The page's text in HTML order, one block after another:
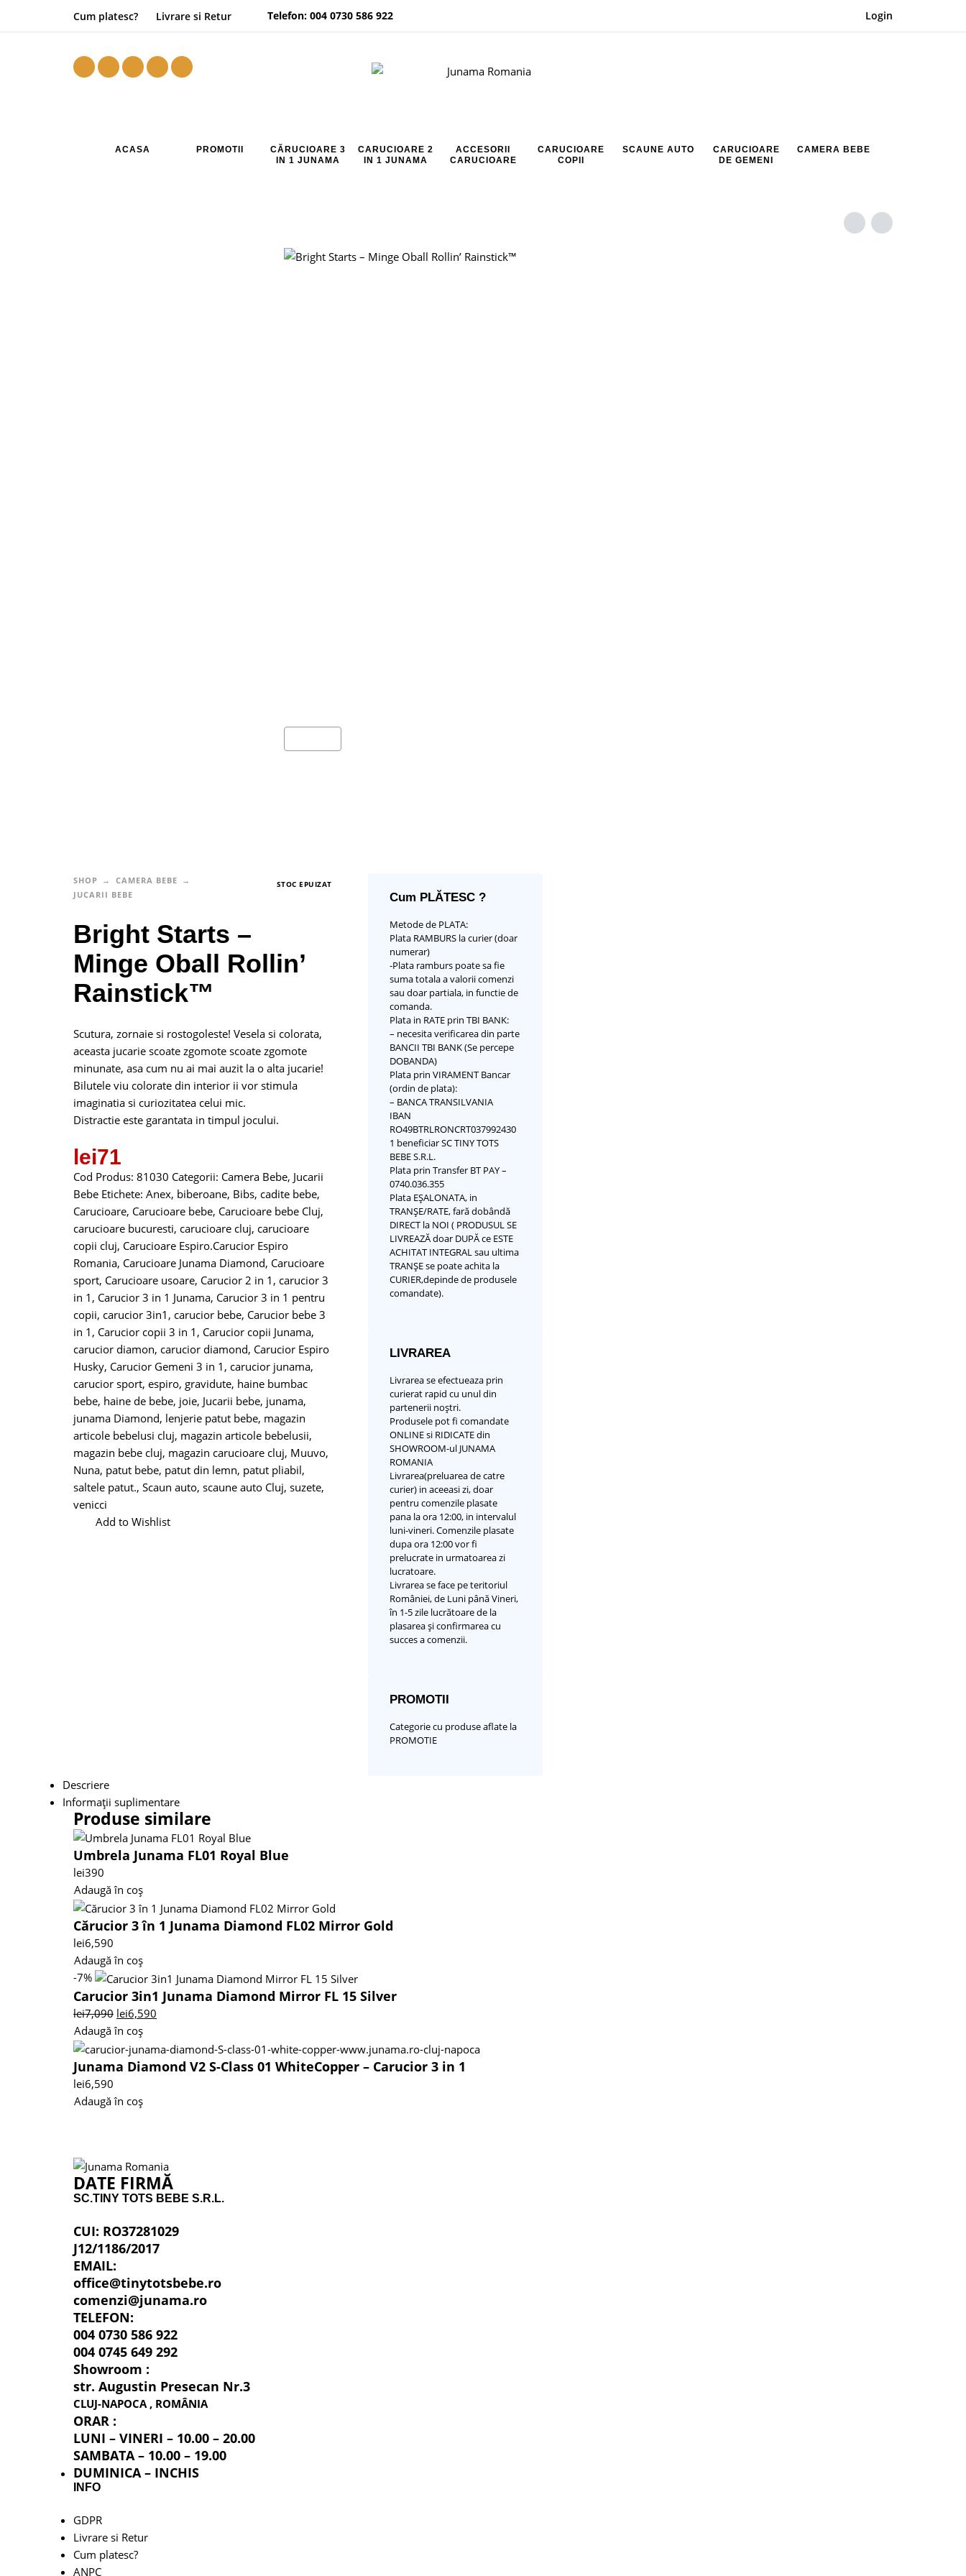
Cum platesc? Livrare si Retur Telefon: 004 0730 586 922 Login
ACASA PROMOTII
CĂRUCIOARE 3
IN 1 JUNAMA
CARUCIOARE 2
IN 1 JUNAMA
ACCESORII
CARUCIOARE
CARUCIOARE
COPII
SCAUNE AUTO
CARUCIOARE
DE GEMENI
CAMERA BEBE
SHOP
CAMERA BEBE
JUCARII BEBE
STOC EPUIZAT
Bright Starts –
Minge Oball Rollin’
Rainstick™
Scutura, zornaie si rostogoleste! Vesela si colorata,
aceasta jucarie scoate zgomote scoate zgomote
minunate, asa cum nu ai mai auzit la o alta jucarie!
Bilutele viu colorate din interior ii vor stimula
imaginatia si curiozitatea celui mic.
Distractie este garantata in timpul jocului.
lei71
Cod Produs: 81030 Categorii: Camera Bebe, Jucarii
Bebe Etichete: Anex, biberoane, Bibs, cadite bebe,
Carucioare, Carucioare bebe, Carucioare bebe Cluj,
carucioare bucuresti, carucioare cluj, carucioare
copii cluj, Carucioare Espiro.Carucior Espiro
Romania, Carucioare Junama Diamond, Carucioare
sport, Carucioare usoare, Carucior 2 in 1 , carucior 3
in 1 , Carucior 3 in 1 Junama, Carucior 3 in 1 pentru
copii, carucior 3in1 , carucior bebe, Carucior bebe 3
in 1 , Carucior copii 3 in 1 , Carucior copii Junama,
carucior diamon, carucior diamond, Carucior Espiro
Husky, Carucior Gemeni 3 in 1 , carucior junama,
carucior sport, espiro, gravidute, haine bumbac
bebe, haine de bebe, joie, Jucarii bebe, junama,
junama Diamond, lenjerie patut bebe, magazin
articole bebelusi cluj, magazin articole bebelusii,
magazin bebe cluj, magazin carucioare cluj, Muuvo,
Nuna, patut bebe, patut din lemn, patut pliabil,
saltele patut., Scaun auto, scaune auto Cluj, suzete,
venicci
Add to Wishlist
Cum PLĂTESC ?
Metode de PLATA:
Plata RAMBURS la curier (doar
numerar)
-Plata ramburs poate sa fie
suma totala a valorii comenzi
sau doar partiala, in functie de
comanda.
Plata in RATE prin TBI BANK:
– necesita verificarea din parte
BANCII TBI BANK (Se percepe
DOBANDA)
Plata prin VIRAMENT Bancar
(ordin de plata):
– BANCA TRANSILVANIA
IBAN
RO49BTRLRONCRT037992430
1 beneficiar SC TINY TOTS
BEBE S.R.L.
Plata prin Transfer BT PAY –
0740.036.355
Plata EȘALONATA, in
TRANȘE/RATE, fară dobândă
DIRECT la NOI ( PRODUSUL SE
LIVREAZĂ doar DUPĂ ce ESTE
ACHITAT INTEGRAL sau ultima
TRANȘE se poate achita la
CURIER,depinde de produsele
comandate).
LIVRAREA
Livrarea se efectueaza prin
curierat rapid cu unul din
partenerii noștri.
Produsele pot fi comandate
ONLINE si RIDICATE din
SHOWROOM-ul JUNAMA
ROMANIA
Livrarea(preluarea de catre
curier) in aceeasi zi, doar
pentru comenzile plasate
pana la ora 12:00, in intervalul
luni-vineri. Comenzile plasate
dupa ora 12:00 vor fi
prelucrate in urmatoarea zi
lucratoare.
Livrarea se face pe teritoriul
României, de Luni până Vineri,
în 1-5 zile lucrătoare de la
plasarea și confirmarea cu
succes a comenzii.
PROMOTII
Categorie cu produse aflate la
PROMOTIE
Descriere
Informații suplimentare
Produse similare
Umbrela Junama FL01 Royal Blue
lei390
Adaugă în coș
Cărucior 3 în 1 Junama Diamond FL02 Mirror Gold
lei6,590
Adaugă în coș
-7%
Carucior 3in1 Junama Diamond Mirror FL 15 Silver
lei7,090 lei6,590
Adaugă în coș
Junama Diamond V2 S-Class 01 WhiteCopper – Carucior 3 in 1
lei6,590
Adaugă în coș
DATE FIRMĂ
SC.TINY TOTS BEBE S.R.L.
CUI: RO37281029
J12/1186/2017
EMAIL:
office@tinytotsbebe.ro
comenzi@junama.ro
TELEFON:
004 0730 586 922
004 0745 649 292
Showroom :
str. Augustin Presecan Nr.3
CLUJ-NAPOCA , ROMÂNIA
ORAR :
LUNI – VINERI – 10.00 – 20.00
SAMBATA – 10.00 – 19.00
DUMINICA – INCHIS
INFO
GDPR
Livrare si Retur
Cum platesc?
ANPC